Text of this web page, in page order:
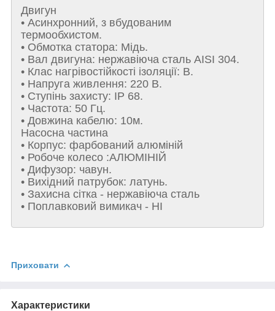
Двигун
• Асинхронний, з вбудованим
термообхистом.
• Обмотка статора: Мідь.
• Вал двигуна: нержавіюча сталь AISI 304.
• Клас нагрівостійкості ізоляції: B.
• Напруга живлення: 220 В.
• Ступінь захисту: IP 68.
• Частота: 50 Гц.
• Довжина кабелю: 10м.
Насосна частина
• Корпус: фарбований алюміній
• Робоче колесо :АЛЮМІНІЙ
• Дифузор: чавун.
• Вихідний патрубок: латунь.
• Захисна сітка - нержавіюча сталь
• Поплавковий вимикач - НІ
Приховати
Характеристики